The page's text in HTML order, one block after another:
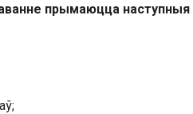
прымаюцца наступныя